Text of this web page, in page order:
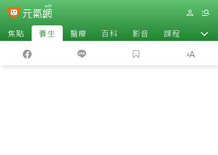
焦點 養生 醫療 百科 影音 課程 退休